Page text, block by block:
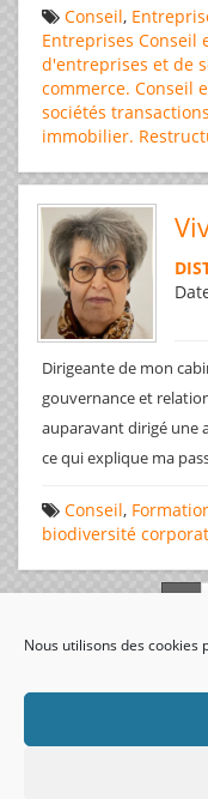
Nous utilisons des
Conseil,
Entreprises Conseil
d'entreprises et de
commerce. Conseil
sociétés transactions
immobilier.
Dirigeante de mon
gouvernance et
auparavant dirigé une
ce qui explique ma
Conseil,
biodiversité
visiteurs